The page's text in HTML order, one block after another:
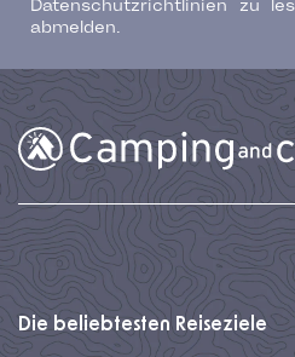
Datenschutzrichtlinien zu
abmelden.
Die beliebtesten Reiseziele